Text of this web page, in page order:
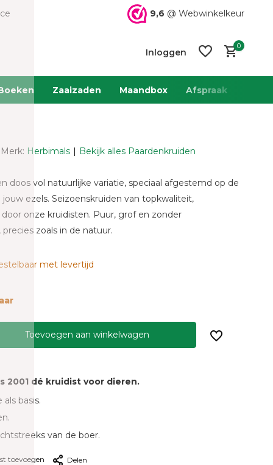
9,6 @ Webwinkelkeur
Inloggen
Account
0
Zaaizaden Maandbox Afspraak
Merk: Herbimals Bekijk alles Paardenkruiden
doos vol natuurlijke variatie, speciaal afgestemd op de
ezels. Seizoenskruiden van topkwaliteit,
onze kruidisten. Puur, grof en zonder
zoals in de natuur.
met levertijd
Toevoegen aan winkelwagen
2001 dé kruidist voor dieren.
basis.
van de boer.
toevoegen Delen